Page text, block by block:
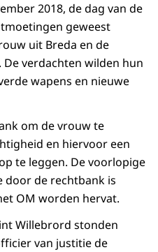
2018, de dag van de
geweest
uit Breda en de
verdachten wilden hun
wapens en nieuwe
om de vrouw te
en hiervoor een
te leggen. De voorlopige
door de rechtbank is
OM worden hervat.
Willebrord stonden
van justitie de